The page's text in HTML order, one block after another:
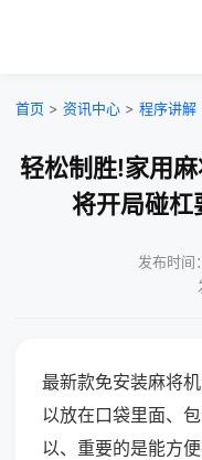
首页 > 资讯中心 > 程序讲解
轻松制胜!家用
将开局碰杠
发布时
最新款免安装麻将
以放在口袋里面、
以、重要的是能方